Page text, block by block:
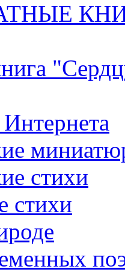
стихи
стихи